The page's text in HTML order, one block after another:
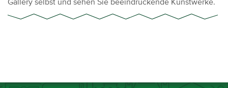
Gallery selbst und sehen Sie beeindruckende Kunstwerke.